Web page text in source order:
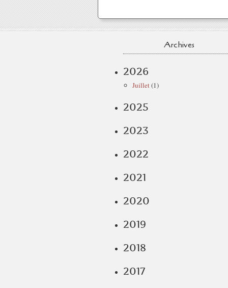
Archives
2026
Juillet(1)
2025
2023
2022
2021
2020
2019
2018
2017